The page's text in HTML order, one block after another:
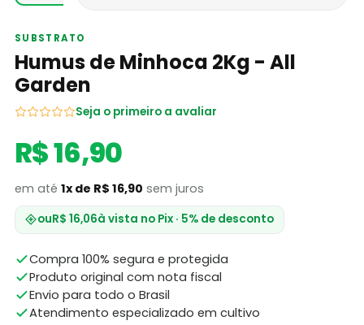
SUBSTRATO
Humus de Minhoca 2Kg - All
Garden
Seja o primeiro a avaliar
R$ 16,90
em até 1x de R$ 16,90 sem juros
ouR$ 16,06à vista no Pix · 5% de desconto
Compra 100% segura e protegida
Produto original com nota fiscal
Envio para todo o Brasil
Atendimento especializado em cultivo